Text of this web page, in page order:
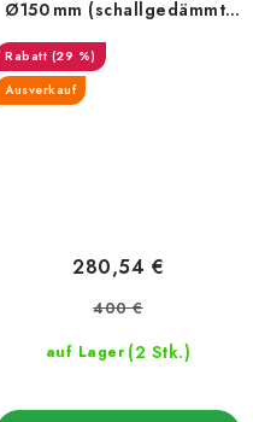
Ø150 mm (schallgedämmt,
3-Stufen)
(29 %)
Ausverkauf
auf Lager (2 Stk.)
280,54 €
400 €